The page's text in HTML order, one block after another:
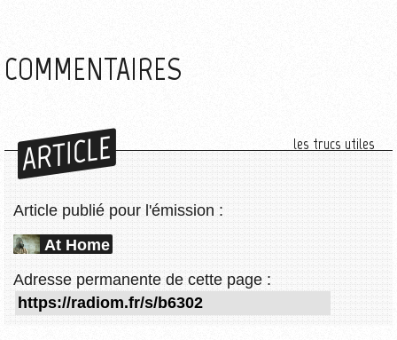
COMMENTAIRES
ARTICLE les trucs utiles
Article publié pour l'émission :
At Home
Adresse permanente de cette page :